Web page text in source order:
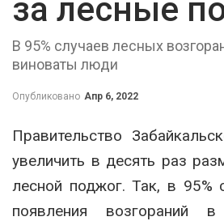
за лесные
В 95% случаев лесных
виноваты люди
Опубликовано Апр 6, 2022
Правительство
увеличить в десять раз
лесной поджог. Так, в 95%
появления возгораний